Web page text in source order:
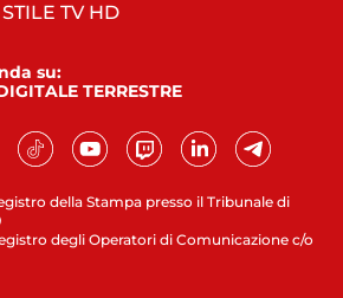
della Stampa presso il Tribunale di
degli Operatori di Comunicazione c/o
TV HD
su:
TERRESTRE